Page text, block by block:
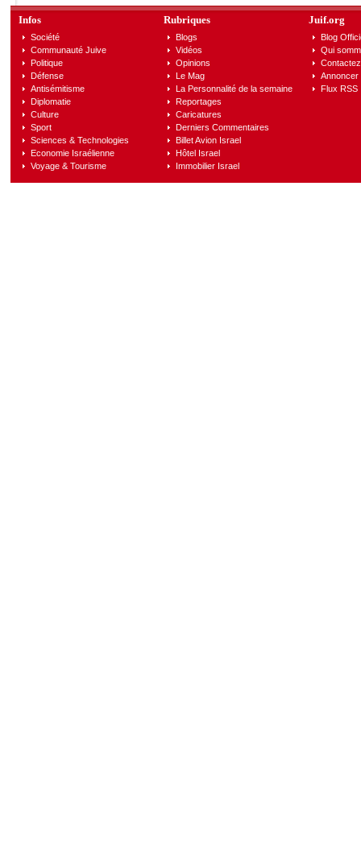
Infos
Société
Communauté Juive
Politique
Défense
Antisémitisme
Diplomatie
Culture
Sport
Sciences & Technologies
Economie Israélienne
Voyage & Tourisme
Rubriques
Blogs
Vidéos
Opinions
Le Mag
La Personnalité de la semaine
Reportages
Caricatures
Derniers Commentaires
Billet Avion Israel
Hôtel Israel
Immobilier Israel
Juif.org
Blog
Qui
Annoncer
Flux RSS